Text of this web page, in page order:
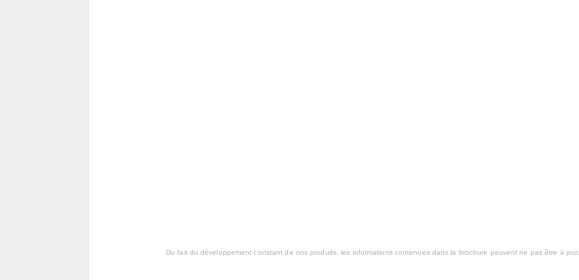
Du fait du développement constant de nos produits, les informations contenues dans la brochure peuvent ne pas être à jour.